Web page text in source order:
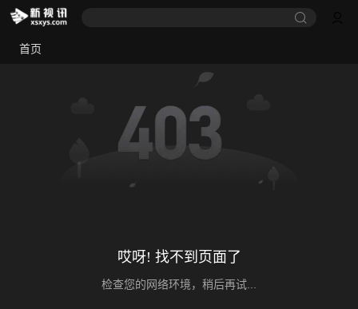
首页
哎呀! 找不到页面了
检查您的网络环境，稍后再试...